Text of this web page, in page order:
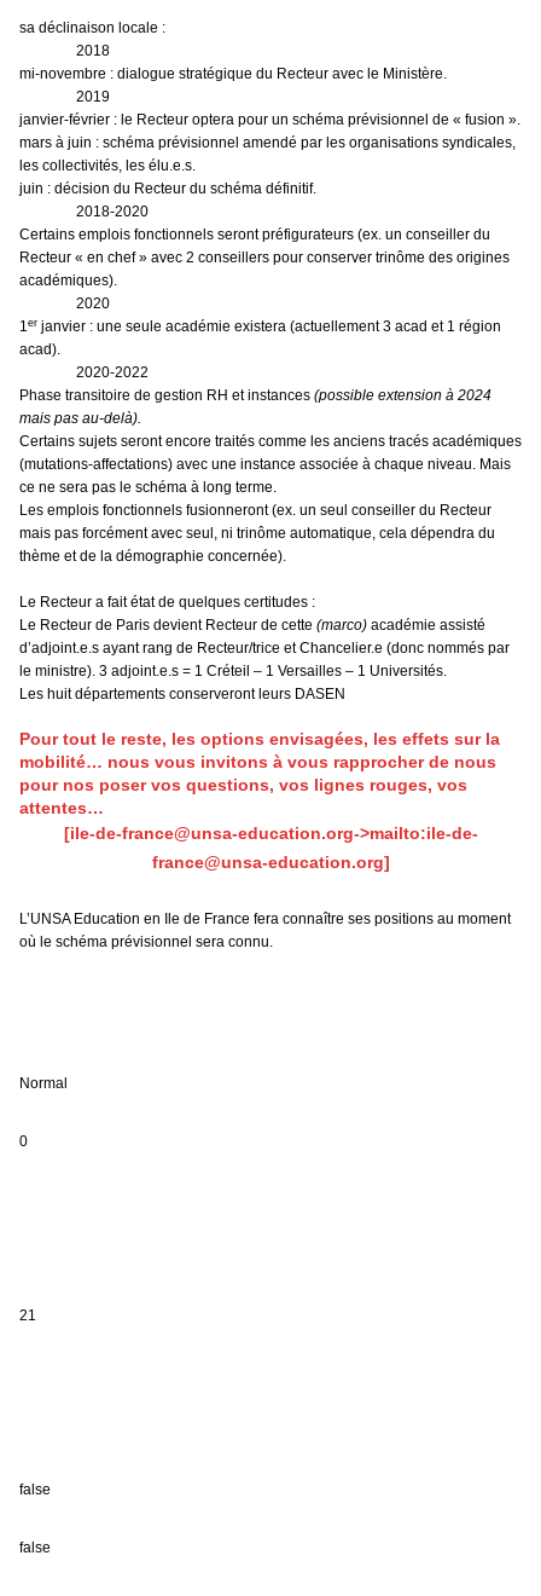
sa déclinaison locale :
2018
mi-novembre : dialogue stratégique du Recteur avec le Ministère.
2019
janvier-février : le Recteur optera pour un schéma prévisionnel de « fusion ».
mars à juin : schéma prévisionnel amendé par les organisations syndicales,
les collectivités, les élu.e.s.
juin : décision du Recteur du schéma définitif.
2018-2020
Certains emplois fonctionnels seront préfigurateurs (ex. un conseiller du
Recteur « en chef » avec 2 conseillers pour conserver trinôme des origines
académiques).
2020
1er janvier : une seule académie existera (actuellement 3 acad et 1 région
acad).
2020-2022
Phase transitoire de gestion RH et instances (possible extension à 2024
mais pas au-delà).
Certains sujets seront encore traités comme les anciens tracés académiques
(mutations-affectations) avec une instance associée à chaque niveau. Mais
ce ne sera pas le schéma à long terme.
Les emplois fonctionnels fusionneront (ex. un seul conseiller du Recteur
mais pas forcément avec seul, ni trinôme automatique, cela dépendra du
thème et de la démographie concernée).
Le Recteur a fait état de quelques certitudes :
Le Recteur de Paris devient Recteur de cette (marco) académie assisté
d’adjoint.e.s ayant rang de Recteur/trice et Chancelier.e (donc nommés par
le ministre). 3 adjoint.e.s = 1 Créteil – 1 Versailles – 1 Universités.
Les huit départements conserveront leurs DASEN
Pour tout le reste, les options envisagées, les effets sur la
mobilité… nous vous invitons à vous rapprocher de nous
pour nos poser vos questions, vos lignes rouges, vos
attentes…
[ile-de-france@unsa-education.org->mailto:ile-de-
france@unsa-education.org]
L’UNSA Education en Ile de France fera connaître ses positions au moment
où le schéma prévisionnel sera connu.
Normal
0
21
false
false